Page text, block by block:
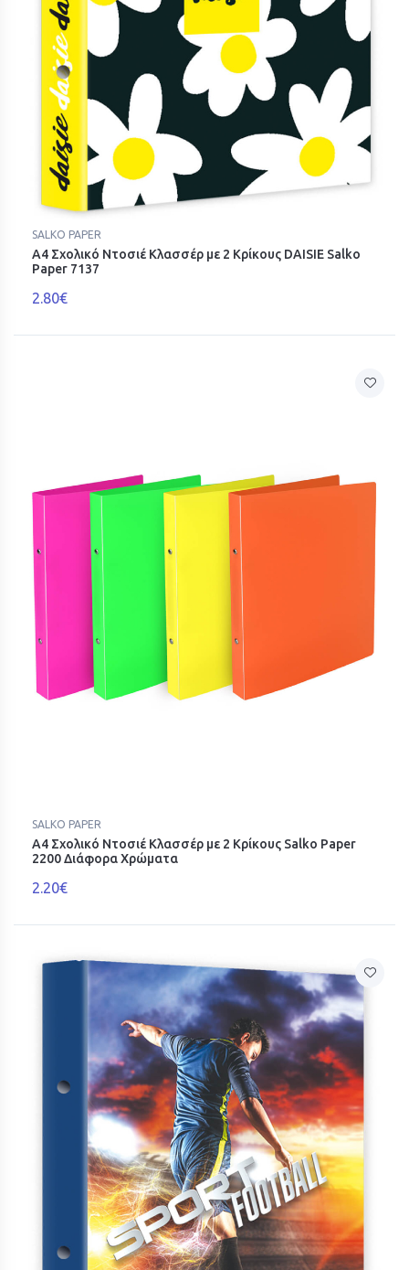
SALKO PAPER
Α4 Σχολικό Ντοσιέ Κλασσέρ με 2 Κρίκους DAISIE Salko
Paper 7137
2.80€
SALKO PAPER
Α4 Σχολικό Ντοσιέ Κλασσέρ με 2 Κρίκους Salko Paper
2200 Διάφορα Χρώματα
2.20€